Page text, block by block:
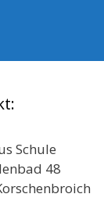
Schule
48